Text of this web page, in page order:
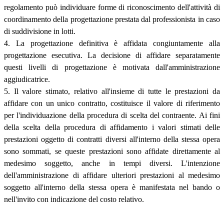
regolamento può individuare forme di riconoscimento dell'attività di
coordinamento della progettazione prestata dal professionista in caso
di suddivisione in lotti.
4. La progettazione definitiva è affidata congiuntamente alla
progettazione esecutiva. La decisione di affidare separatamente
questi livelli di progettazione è motivata dall'amministrazione
aggiudicatrice.
5. Il valore stimato, relativo all'insieme di tutte le prestazioni da
affidare con un unico contratto, costituisce il valore di riferimento
per l'individuazione della procedura di scelta del contraente. Ai fini
della scelta della procedura di affidamento i valori stimati delle
prestazioni oggetto di contratti diversi all'interno della stessa opera
sono sommati, se queste prestazioni sono affidate direttamente al
medesimo soggetto, anche in tempi diversi. L'intenzione
dell'amministrazione di affidare ulteriori prestazioni al medesimo
soggetto all'interno della stessa opera è manifestata nel bando o
nell'invito con indicazione del costo relativo.